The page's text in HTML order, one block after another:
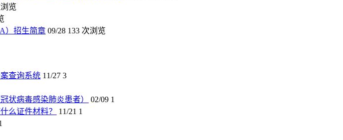
览
）招生简章 09/28 133 次浏览
查询系统 11/27 3
状病毒感染肺炎患者）
02/09 1
么证件材料？
11/21 1